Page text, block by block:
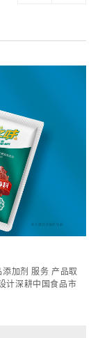
加剂 服务 产品取
计深耕中国食品市